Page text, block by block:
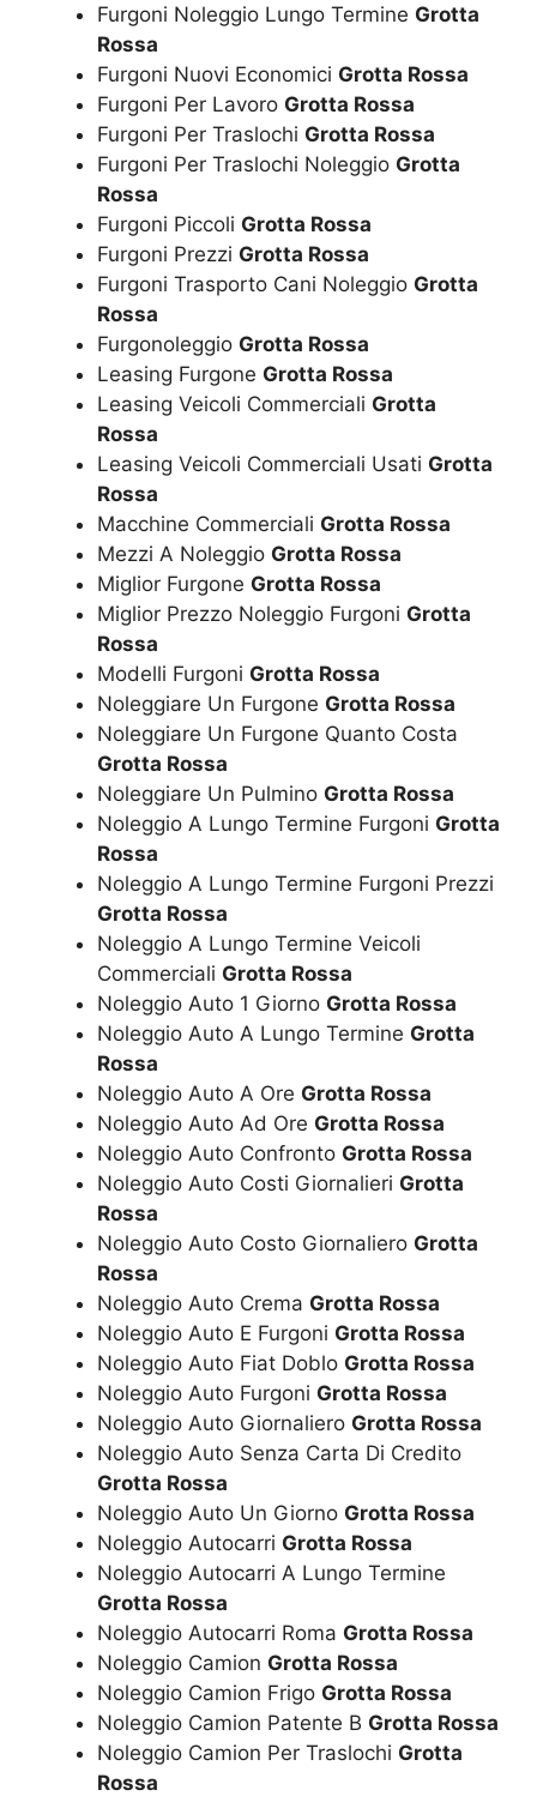
Furgoni Noleggio Lungo Termine Grotta
Rossa
Furgoni Nuovi Economici Grotta Rossa
Furgoni Per Lavoro Grotta Rossa
Furgoni Per Traslochi Grotta Rossa
Furgoni Per Traslochi Noleggio Grotta
Rossa
Furgoni Piccoli Grotta Rossa
Furgoni Prezzi Grotta Rossa
Furgoni Trasporto Cani Noleggio Grotta
Rossa
Furgonoleggio Grotta Rossa
Leasing Furgone Grotta Rossa
Leasing Veicoli Commerciali Grotta
Rossa
Leasing Veicoli Commerciali Usati Grotta
Rossa
Macchine Commerciali Grotta Rossa
Mezzi A Noleggio Grotta Rossa
Miglior Furgone Grotta Rossa
Miglior Prezzo Noleggio Furgoni Grotta
Rossa
Modelli Furgoni Grotta Rossa
Noleggiare Un Furgone Grotta Rossa
Noleggiare Un Furgone Quanto Costa
Grotta Rossa
Noleggiare Un Pulmino Grotta Rossa
Noleggio A Lungo Termine Furgoni Grotta
Rossa
Noleggio A Lungo Termine Furgoni Prezzi
Grotta Rossa
Noleggio A Lungo Termine Veicoli
Commerciali Grotta Rossa
Noleggio Auto 1 Giorno Grotta Rossa
Noleggio Auto A Lungo Termine Grotta
Rossa
Noleggio Auto A Ore Grotta Rossa
Noleggio Auto Ad Ore Grotta Rossa
Noleggio Auto Confronto Grotta Rossa
Noleggio Auto Costi Giornalieri Grotta
Rossa
Noleggio Auto Costo Giornaliero Grotta
Rossa
Noleggio Auto Crema Grotta Rossa
Noleggio Auto E Furgoni Grotta Rossa
Noleggio Auto Fiat Doblo Grotta Rossa
Noleggio Auto Furgoni Grotta Rossa
Noleggio Auto Giornaliero Grotta Rossa
Noleggio Auto Senza Carta Di Credito
Grotta Rossa
Noleggio Auto Un Giorno Grotta Rossa
Noleggio Autocarri Grotta Rossa
Noleggio Autocarri A Lungo Termine
Grotta Rossa
Noleggio Autocarri Roma Grotta Rossa
Noleggio Camion Grotta Rossa
Noleggio Camion Frigo Grotta Rossa
Noleggio Camion Patente B Grotta Rossa
Noleggio Camion Per Traslochi Grotta
Rossa